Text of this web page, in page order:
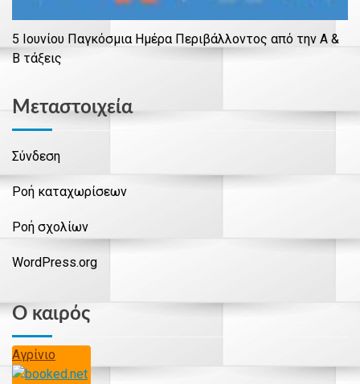
5 Ιουνίου Παγκόσμια Ημέρα Περιβάλλοντος από την Α &
Β τάξεις
Μεταστοιχεία
Σύνδεση
Ροή καταχωρίσεων
Ροή σχολίων
WordPress.org
Ο καιρός
Αγρίνιο